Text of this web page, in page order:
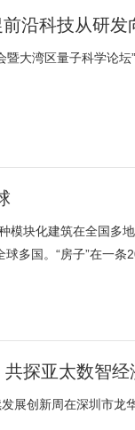
沿科技从研发
暨大湾区量子科学论
模块化建筑在全国多
多国。“房子”在一
探亚太数智经
展创新周在深圳市龙